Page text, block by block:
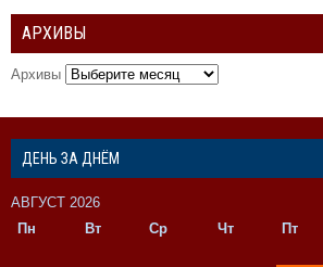
АРХИВЫ
Архивы
ДЕНЬ ЗА ДНЁМ
АВГУСТ 2026
Пн
Вт Ср Чт Пт